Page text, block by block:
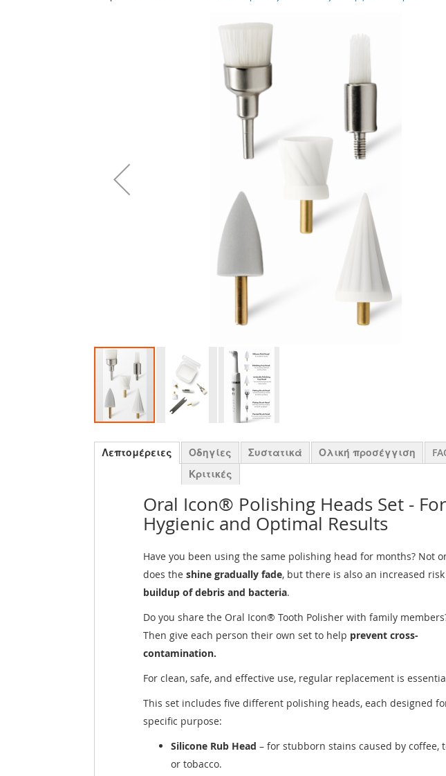
Λεπτομέρειες
Oral Icon® Polishing Heads Set - For
Hygienic and Optimal Results
Have you been using the same polishing head for months? Not
does the shine gradually fade, but there is also an increased
buildup of debris and bacteria.
Do you share the Oral Icon® Tooth Polisher with family
Then give each person their own set to help prevent cross-
contamination.
For clean, safe, and effective use, regular replacement is
This set includes five different polishing heads, each designed
specific purpose:
Silicone Rub Head – for stubborn stains caused by coffee,
or tobacco.
Οδηγίες Συστατικά Ολική προσέγγιση
Κριτικές